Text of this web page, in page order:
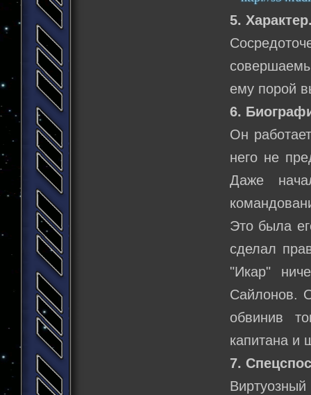
5.
ему порой
6.
Он
него не
Даже
Это была
сделал
"Икар"
Сайлонов.
обвинив
капитана и
7.
Виртуозный